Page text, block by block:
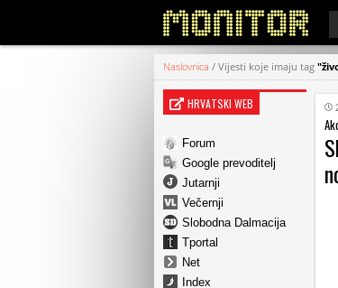
Naslovnica / Vijesti koje imaju tag
HRVATSKI WEB
Forum
Google prevoditelj
Jutarnji
Večernji
Slobodna Dalmacija
Tportal
Net
Index